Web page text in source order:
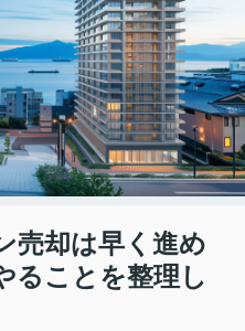
売却は早く進め
ることを整理し